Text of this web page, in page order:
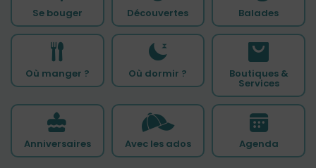
Se bouger Découvertes Balades
Où manger ? Où dormir ? Boutiques &
Services
Anniversaires Avec les ados Agenda